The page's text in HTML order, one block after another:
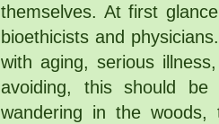
themselves. At first
bioethicists and
with aging, serious
avoiding, this should
wandering in the